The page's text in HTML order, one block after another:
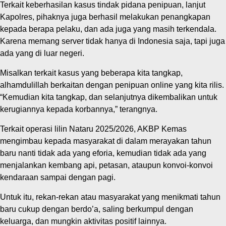
Terkait keberhasilan kasus tindak pidana penipuan, lanjut
Kapolres, pihaknya juga berhasil melakukan penangkapan
kepada berapa pelaku, dan ada juga yang masih terkendala.
Karena memang server tidak hanya di Indonesia saja, tapi juga
ada yang di luar negeri.
Misalkan terkait kasus yang beberapa kita tangkap,
alhamdulillah berkaitan dengan penipuan online yang kita rilis.
“Kemudian kita tangkap, dan selanjutnya dikembalikan untuk
kerugiannya kepada korbannya,” terangnya.
Terkait operasi lilin Nataru 2025/2026, AKBP Kemas
mengimbau kepada masyarakat di dalam merayakan tahun
baru nanti tidak ada yang eforia, kemudian tidak ada yang
menjalankan kembang api, petasan, ataupun konvoi-konvoi
kendaraan sampai dengan pagi.
Untuk itu, rekan-rekan atau masyarakat yang menikmati tahun
baru cukup dengan berdo’a, saling berkumpul dengan
keluarga, dan mungkin aktivitas positif lainnya.